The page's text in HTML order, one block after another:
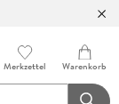
Merkzettel Warenkorb